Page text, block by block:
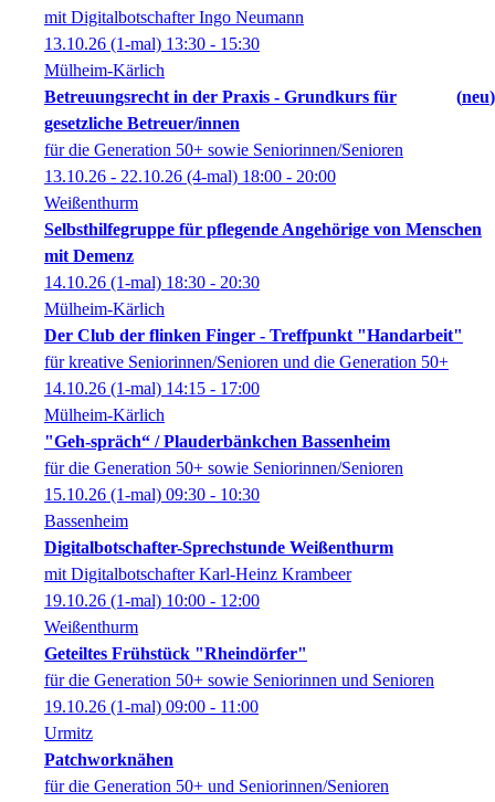
mit Digitalbotschafter Ingo Neumann
13.10.26 (1-mal) 13:30 - 15:30
Mülheim-Kärlich
Betreuungsrecht in der Praxis - Grundkurs für
gesetzliche Betreuer/innen
neu
für die Generation 50+ sowie Seniorinnen/Senioren
13.10.26 - 22.10.26 (4-mal) 18:00 - 20:00
Weißenthurm
Selbsthilfegruppe für pflegende Angehörige von Menschen
mit Demenz
14.10.26 (1-mal) 18:30 - 20:30
Mülheim-Kärlich
Der Club der flinken Finger - Treffpunkt "Handarbeit"
für kreative Seniorinnen/Senioren und die Generation 50+
14.10.26 (1-mal) 14:15 - 17:00
Mülheim-Kärlich
"Geh-spräch“ / Plauderbänkchen Bassenheim
für die Generation 50+ sowie Seniorinnen/Senioren
15.10.26 (1-mal) 09:30 - 10:30
Bassenheim
Digitalbotschafter-Sprechstunde Weißenthurm
mit Digitalbotschafter Karl-Heinz Krambeer
19.10.26 (1-mal) 10:00 - 12:00
Weißenthurm
Geteiltes Frühstück "Rheindörfer"
für die Generation 50+ sowie Seniorinnen und Senioren
19.10.26 (1-mal) 09:00 - 11:00
Urmitz
Patchworknähen
für die Generation 50+ und Seniorinnen/Senioren